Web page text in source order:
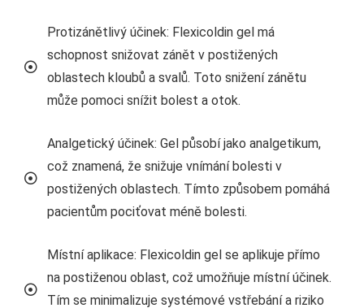
Protizánětlivý účinek: Flexicoldin gel má
schopnost snižovat zánět v postižených
oblastech kloubů a svalů. Toto snižení zánětu
může pomoci snížit bolest a otok.
Analgetický účinek: Gel působí jako analgetikum,
což znamená, že snižuje vnímání bolesti v
postižených oblastech. Tímto způsobem pomáhá
pacientům pociťovat méně bolesti.
Místní aplikace: Flexicoldin gel se aplikuje přímo
na postiženou oblast, což umožňuje místní účinek.
Tím se minimalizuje systémové vstřebání a riziko